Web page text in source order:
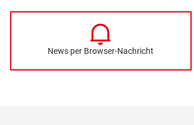
News per Browser-Nachricht